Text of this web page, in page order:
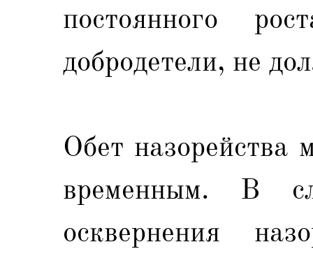
постоянного
добродетели, не
Обет
временным. В
осквернения